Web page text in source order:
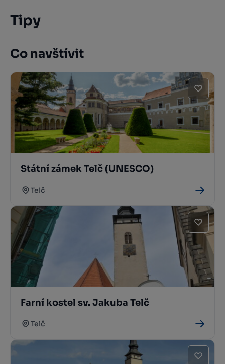
Tipy
Co navštívit
Státní zámek Telč (UNESCO)
Telč
Farní kostel sv. Jakuba Telč
Telč